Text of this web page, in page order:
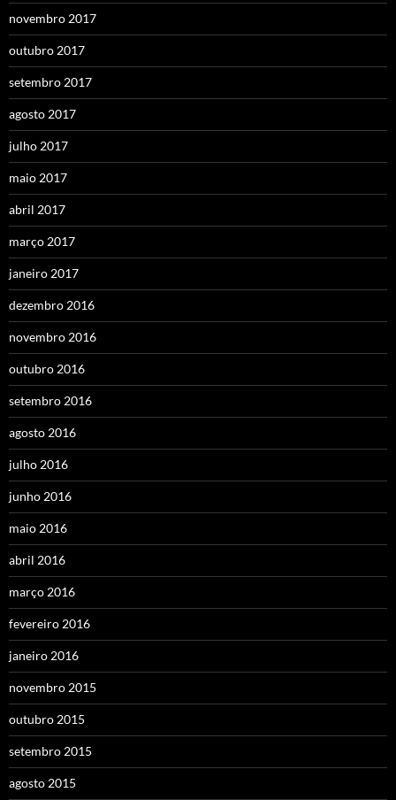
novembro 2017
outubro 2017
setembro 2017
agosto 2017
julho 2017
maio 2017
abril 2017
março 2017
janeiro 2017
dezembro 2016
novembro 2016
outubro 2016
setembro 2016
agosto 2016
julho 2016
junho 2016
maio 2016
abril 2016
março 2016
fevereiro 2016
janeiro 2016
novembro 2015
outubro 2015
setembro 2015
agosto 2015